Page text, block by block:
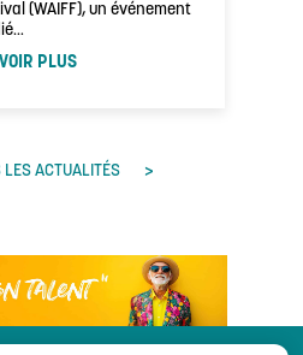
(WAIFF), un événement
VOIR PLUS
LES ACTUALITÉS >